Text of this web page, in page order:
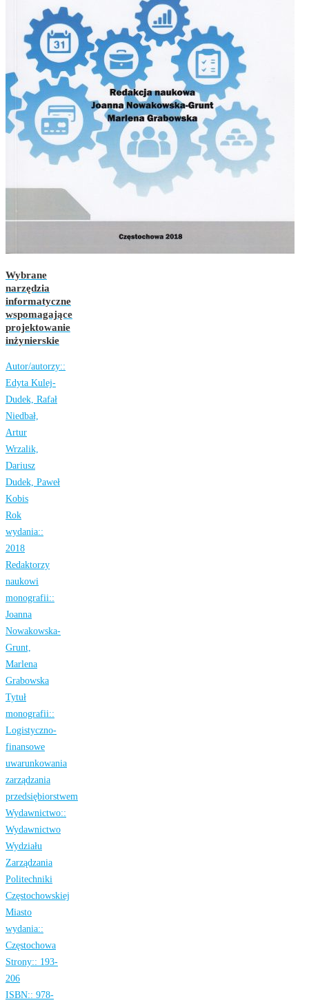
Wybrane
narzędzia
informatyczne
wspomagające
projektowanie
inżynierskie
Autor/autorzy::
Edyta Kulej-
Dudek, Rafał
Niedbał,
Artur
Wrzalik,
Dariusz
Dudek, Paweł
Kobis
Rok
wydania::
2018
Redaktorzy
naukowi
monografii::
Joanna
Nowakowska-
Grunt,
Marlena
Grabowska
Tytuł
monografii::
Logistyczno-
finansowe
uwarunkowania
zarządzania
przedsiębiorstwem
Wydawnictwo::
Wydawnictwo
Wydziału
Zarządzania
Politechniki
Częstochowskiej
Miasto
wydania::
Częstochowa
Strony:: 193-
206
ISBN:: 978-